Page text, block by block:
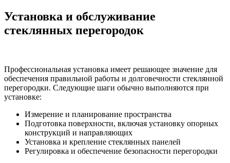
Установка и обслуживание
стеклянных перегородок
Профессиональная установка имеет решающее значение для
обеспечения правильной работы и долговечности стеклянной
перегородки. Следующие шаги обычно выполняются при
установке:
Измерение и планирование пространства
Подготовка поверхности, включая установку опорных
конструкций и направляющих
Установка и крепление стеклянных панелей
Регулировка и обеспечение безопасности перегородки